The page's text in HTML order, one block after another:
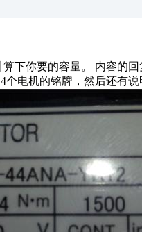
下你要的容量。 内容的回
个电机的铭牌，然后还有